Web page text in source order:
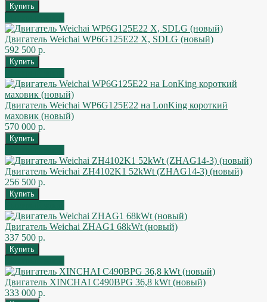
Двигатель Weichai WP6G125E22 X, SDLG (новый)
592 500 р.
Двигатель Weichai WP6G125E22 на LonKing короткий
маховик (новый)
570 000 р.
Двигатель Weichai ZH4102K1 52kWt (ZHAG14-3) (новый)
256 500 р.
Двигатель Weichai ZHAG1 68kWt (новый)
337 500 р.
Двигатель XINCHAI C490BPG 36,8 kWt (новый)
333 000 р.